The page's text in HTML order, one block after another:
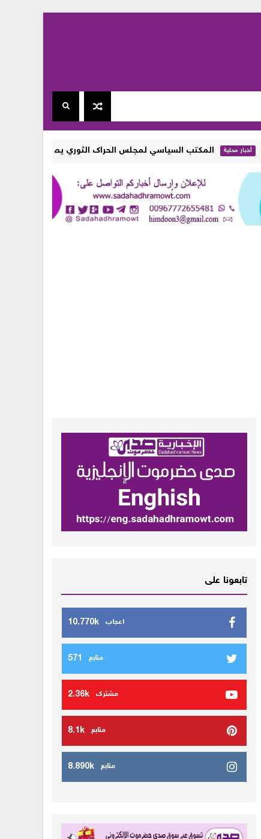
المكتب السياسي لمجلس الحراك الثوري يصدر بيانا يرفض الزج
تابعونا على
10.770k اعجاب
571 متابع
2.36k مشترك
8.1k متابع
8.890k متابع